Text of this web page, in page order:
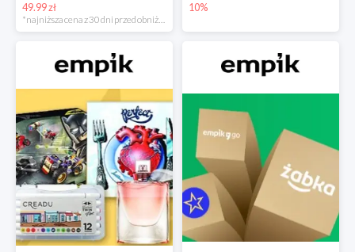
49.99 zł
*najniższa cena z 30 dni przed obniżką
10%